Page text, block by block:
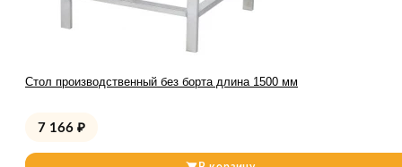
Стол производственный без борта длина 1500 мм
7 166 ₽